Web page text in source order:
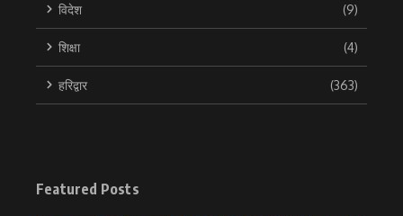
विदेश (9)
शिक्षा (4)
हरिद्वार (363)
Featured Posts